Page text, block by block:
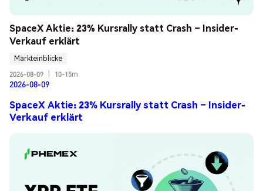
SpaceX Aktie: 23% Kursrally statt Crash – Insider-
Verkauf erklärt
Markteinblicke
2026-08-09
10-15m
2026-08-09
SpaceX Aktie: 23% Kursrally statt Crash – Insider-
Verkauf erklärt